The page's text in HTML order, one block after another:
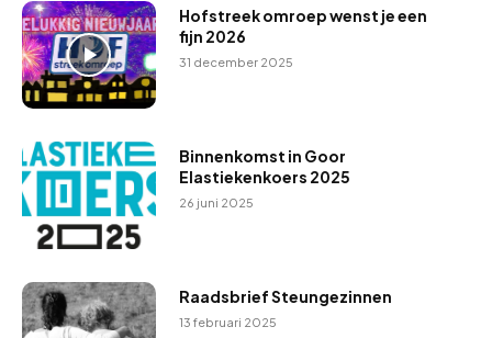
Hofstreek omroep wenst je een
fijn 2026
31 december 2025
Binnenkomst in Goor
Elastiekenkoers 2025
26 juni 2025
Raadsbrief Steungezinnen
13 februari 2025